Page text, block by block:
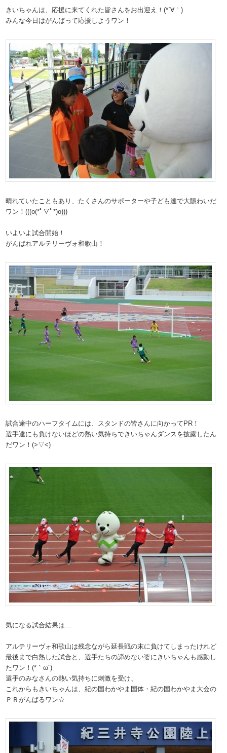
きいちゃんは、応援に来てくれた皆さんをお出迎え！(*´∀｀)
みんな今日はがんばって応援しようワン！
晴れていたこともあり、たくさんのサポーターや子ども達で大賑わいだ
ワン！(((o(*ﾟ▽ﾟ*)o)))
いよいよ試合開始！
がんばれアルテリーヴォ和歌山！
試合途中のハーフタイムには、スタンドの皆さんに向かってPR！
選手達にも負けないほどの熱い気持ちできいちゃんダンスを披露したん
だワン！(>▽<)
気になる試合結果は…
アルテリーヴォ和歌山は残念ながら延長戦の末に負けてしまったけれど
最後まで白熱した試合と、選手たちの諦めない姿にきいちゃんも感動し
たワン！(*｀ω´)
選手のみなさんの熱い気持ちに刺激を受け、
これからもきいちゃんは、紀の国わかやま国体・紀の国わかやま大会の
ＰＲがんばるワン☆